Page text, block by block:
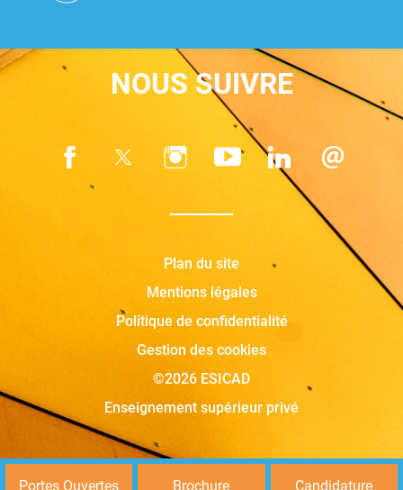
NOUS SUIVRE
Plan du site
Mentions légales
Politique de confidentialité
Gestion des cookies
©2026 ESICAD
Enseignement supérieur privé
Portes Ouvertes Brochure Candidature